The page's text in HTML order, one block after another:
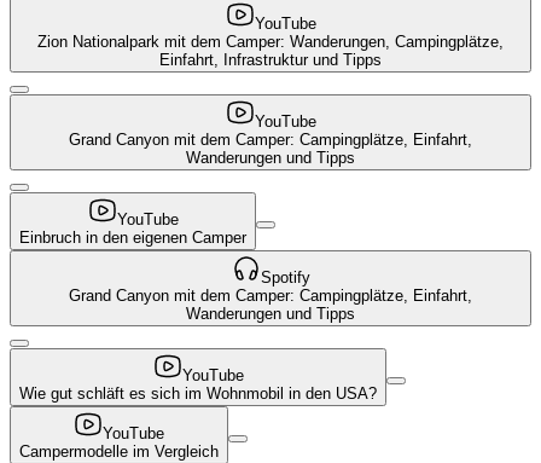
YouTube
Zion Nationalpark mit dem Camper: Wanderungen, Campingplätze,
Einfahrt, Infrastruktur und Tipps
YouTube
Grand Canyon mit dem Camper: Campingplätze, Einfahrt,
Wanderungen und Tipps
YouTube
Einbruch in den eigenen Camper
Spotify
Grand Canyon mit dem Camper: Campingplätze, Einfahrt,
Wanderungen und Tipps
YouTube
Wie gut schläft es sich im Wohnmobil in den USA?
YouTube
Campermodelle im Vergleich